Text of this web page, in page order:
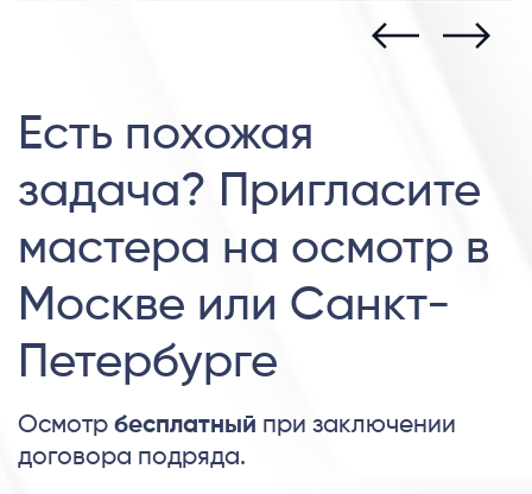
Есть похожая
задача? Пригласите
мастера на осмотр в
Москве или Санкт-
Петербурге
Осмотр бесплатный при заключении
договора подряда.